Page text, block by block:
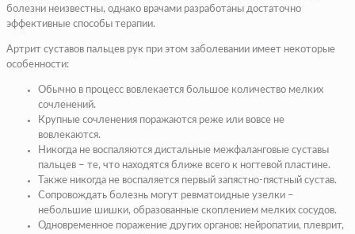
болезни неизвестны, однако врачами разработаны достаточно
эффективные способы терапии.
Артрит суставов пальцев рук при этом заболевании имеет некоторые
особенности:
Обычно в процесс вовлекается большое количество мелких
сочленений.
Крупные сочленения поражаются реже или вовсе не
вовлекаются.
Никогда не воспаляются дистальные межфаланговые суставы
пальцев – те, что находятся ближе всего к ногтевой пластине.
Также никогда не воспаляется первый запястно-пястный сустав.
Сопровождать болезнь могут ревматоидные узелки –
небольшие шишки, образованные скоплением мелких сосудов.
Одновременное поражение других органов: нейропатии, плеврит,